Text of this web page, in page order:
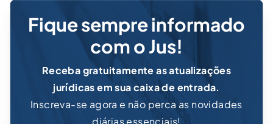
Fique sempre informado
com o Jus!
Receba gratuitamente as atualizações
jurídicas em sua caixa de entrada.
Inscreva-se agora e não perca as novidades
diárias essenciais!